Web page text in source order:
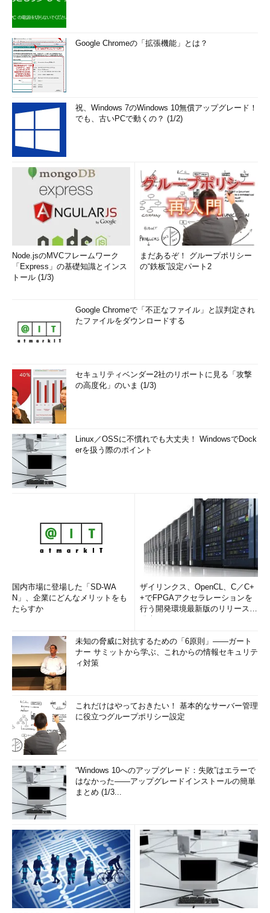
Google Chromeの「拡張機能」とは？
祝、Windows 7のWindows 10無償アップグレード！
でも、古いPCで動くの？ (1/2)
Node.jsのMVCフレームワーク
「Express」の基礎知識とインス
トール (1/3)
まだあるぞ！ グループポリシー
の“鉄板”設定パート2
Google Chromeで「不正なファイル」と誤判定され
たファイルをダウンロードする
セキュリティベンダー2社のリポートに見る「攻撃
の高度化」のいま (1/3)
Linux／OSSに不慣れでも大丈夫！ WindowsでDock
erを扱う際のポイント
国内市場に登場した「SD-WA
N」、企業にどんなメリットをも
たらすか
ザイリンクス、OpenCL、C／C+
+でFPGAアクセラレーションを
行う開発環境最新版のリリースを
未知の脅威に対抗するための「6原則」――ガート
ナー サミットから学ぶ、これからの情報セキュリテ
ィ対策
これだけはやっておきたい！ 基本的なサーバー管理
に役立つグループポリシー設定
“Windows 10へのアップグレード：失敗”はエラーで
はなかった――アップグレードインストールの簡単
まとめ (1/3...